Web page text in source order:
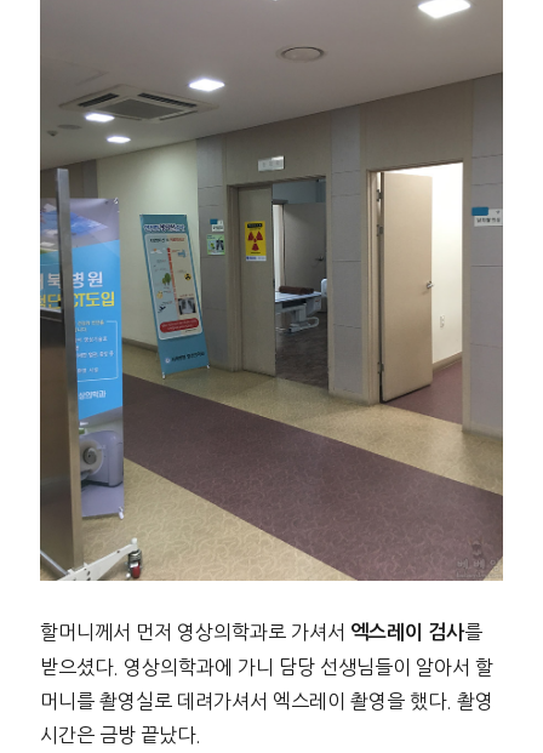
할머니께서 먼저 영상의학과로 가셔서 엑스레이 검사를
받으셨다. 영상의학과에 가니 담당 선생님들이 알아서 할
머니를 촬영실로 데려가셔서 엑스레이 촬영을 했다. 촬영
시간은 금방 끝났다.